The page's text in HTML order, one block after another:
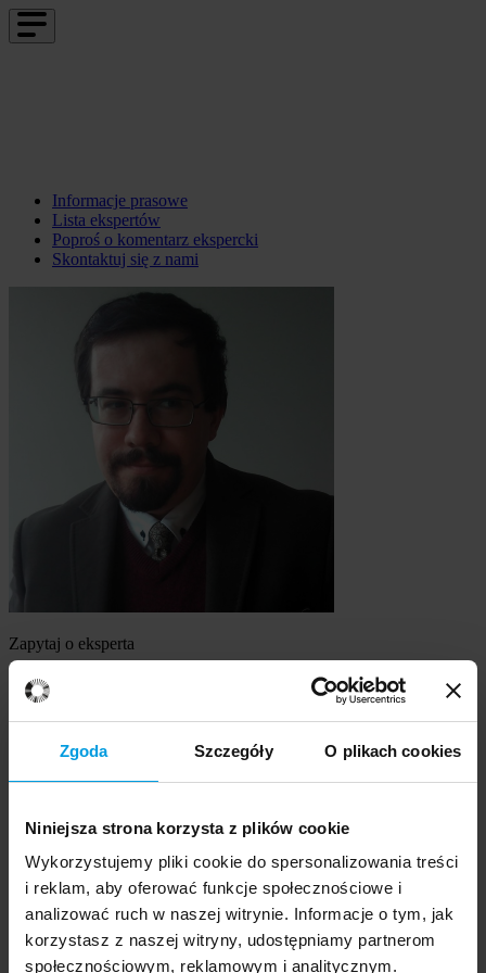
Zgoda Szczegóły O plikach cookies
Niniejsza strona korzysta z plików cookie
Wykorzystujemy pliki cookie do spersonalizowania treści
i reklam, aby oferować funkcje społecznościowe i
analizować ruch w naszej witrynie. Informacje o tym, jak
korzystasz z naszej witryny, udostępniamy partnerom
społecznościowym, reklamowym i analitycznym.
Informacje prasowe
Lista ekspertów
Poproś o komentarz ekspercki
Skontaktuj się z nami
Zapytaj o eksperta
dr Marcin Zaród
Szukasz eksperta
Wybierz temat
Ekspert
Wybierz formę kontaktu
udzielenie wywiadu
komentarz do artykułu
udział w audycji radiowej na żywo
udział w nagraniu audycji radiowej
udział w audycji telewizyjnej na żywo